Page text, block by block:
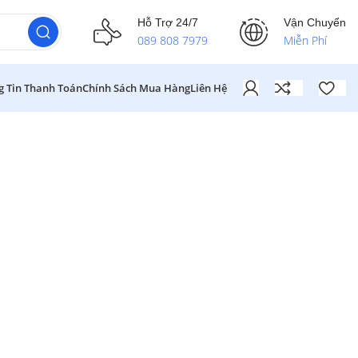
Hỗ Trợ 24/7
089 808 7979
Vận Chuyển
Miễn Phí
Tin Thanh ToánChính Sách Mua HàngLiên Hệ